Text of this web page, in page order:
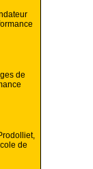
de
de